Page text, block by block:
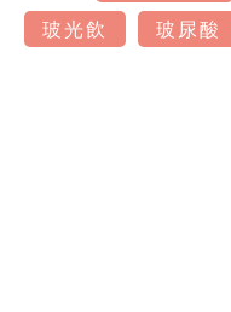
玻光飲
玻尿酸